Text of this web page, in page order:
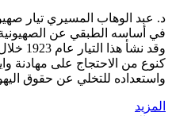
عبد الوهاب المسيري تيار
أساسه الطبقي عن الصهيونية
وقد نشأ
من الاحتجاج على مهادنة
للتخلي عن حقوق